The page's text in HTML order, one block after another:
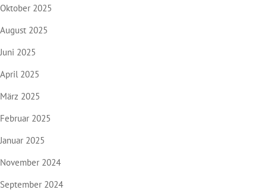
Oktober 2025
August 2025
Juni 2025
April 2025
März 2025
Februar 2025
Januar 2025
November 2024
September 2024